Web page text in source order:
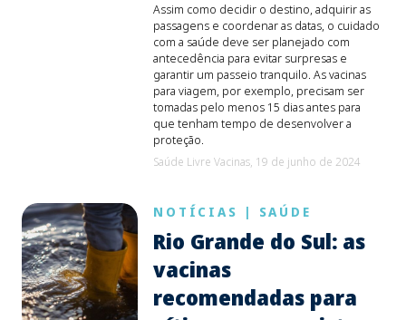
Assim como decidir o destino, adquirir as
passagens e coordenar as datas, o cuidado
com a saúde deve ser planejado com
antecedência para evitar surpresas e
garantir um passeio tranquilo. As vacinas
para viagem, por exemplo, precisam ser
tomadas pelo menos 15 dias antes para
que tenham tempo de desenvolver a
proteção.
Saúde Livre Vacinas, 19 de junho de 2024
NOTÍCIAS | SAÚDE
Rio Grande do Sul: as
vacinas
recomendadas para